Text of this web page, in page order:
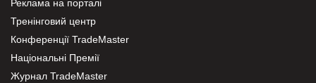
Реклама на порталі
Тренінговий центр
Конференції TradeMaster
Національні Премії
Журнал TradeMaster